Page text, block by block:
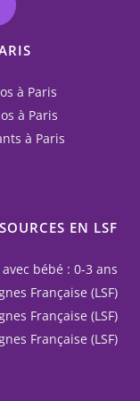
à Paris
à Paris
à Paris
EN LSF
bébé : 0-3 ans
Française (LSF)
Française (LSF)
Française (LSF)